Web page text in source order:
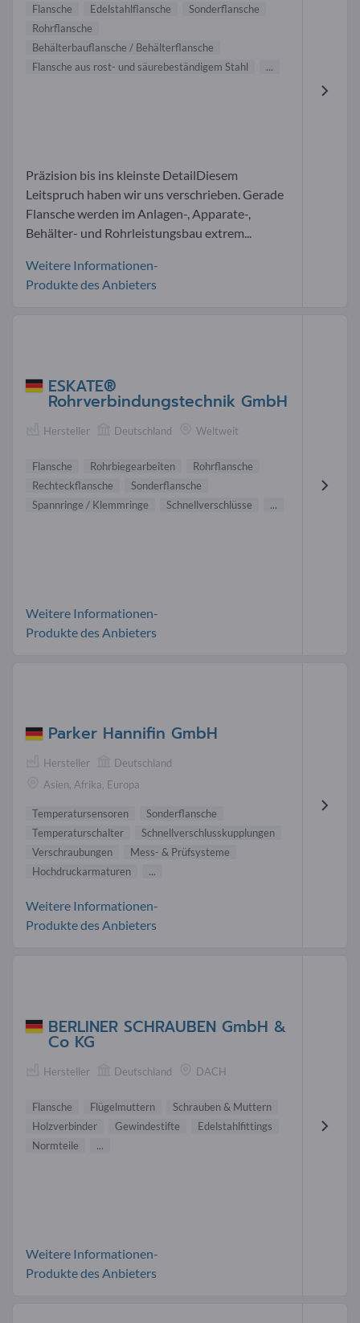
Flansche Edelstahlflansche
Sonderflansche
Rohrflansche
Behälterbauflansche / Behälterflansche
Flansche aus rost- und säurebeständigem Stahl
...
Präzision bis ins kleinste DetailDiesem
Leitspruch haben wir uns verschrieben. Gerade
Flansche werden im Anlagen-, Apparate-,
Behälter- und Rohrleistungsbau extrem...
Weitere Informationen-
Produkte des Anbieters
ESKATE®
Rohrverbindungstechnik GmbH
Hersteller Deutschland Weltweit
Flansche Rohrbiegearbeiten
Rohrflansche
Rechteckflansche
Sonderflansche
Spannringe / Klemmringe
Schnellverschlüsse ...
Weitere Informationen-
Produkte des Anbieters
Parker Hannifin GmbH
Hersteller
Deutschland
Asien, Afrika, Europa
Temperatursensoren
Sonderflansche
Temperaturschalter
Schnellverschlusskupplungen
Verschraubungen
Mess- & Prüfsysteme
Hochdruckarmaturen
...
Weitere Informationen-
Produkte des Anbieters
BERLINER SCHRAUBEN GmbH &
Co KG
Hersteller Deutschland DACH
Flansche Flügelmuttern
Schrauben & Muttern
Holzverbinder
Gewindestifte
Edelstahlfittings
Normteile
...
Weitere Informationen-
Produkte des Anbieters